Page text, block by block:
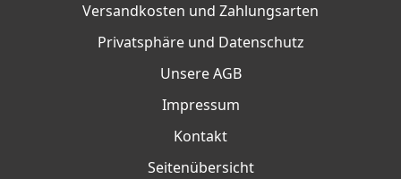
Versandkosten und Zahlungsarten
Privatsphäre und Datenschutz
Unsere AGB
Impressum
Kontakt
Seitenübersicht